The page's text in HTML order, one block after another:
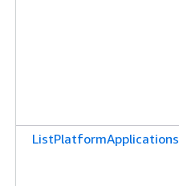
ListPlatformApplications